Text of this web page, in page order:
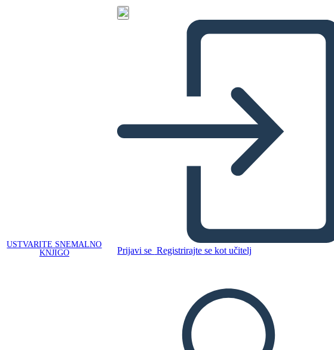
USTVARITE SNEMALNO
KNJIGO
Prijavi se Registrirajte se kot učitelj